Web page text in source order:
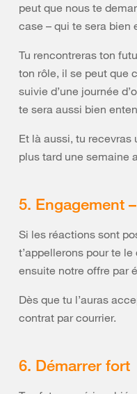
peut que nous te
case – qui te sera bien
Tu rencontreras ton
ton rôle, il se peut que
suivie d’une journée
te sera aussi bien
Et là aussi, tu recevras
plus tard une semaine
5. Engagement
Si les réactions sont
t’appellerons pour te
ensuite notre offre par
Dès que tu l’auras
contrat par courrier.
6. Démarrer fort